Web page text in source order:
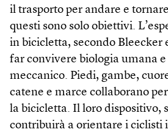
il trasporto per andare e
questi sono solo obiettivi.
in bicicletta, secondo Bleecker
far convivere biologia umana
meccanico. Piedi, gambe,
catene e marce collaborano
la bicicletta. Il loro dispositivo,
contribuirà a orientare i ciclisti